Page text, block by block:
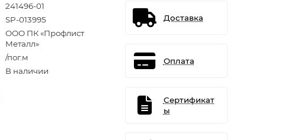
241496-01
SP-013995
ООО ПК «Профлист
Металл»
/пог.м
В наличии
Доставка
Оплата
Сертификат
ы